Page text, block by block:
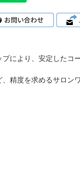
により、安定したコ
精度を求めるサロン